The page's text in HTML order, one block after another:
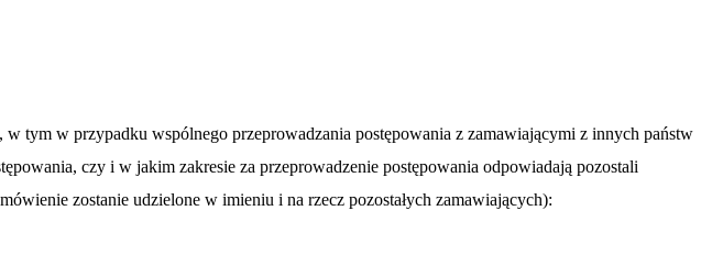
tym w przypadku wspólnego przeprowadzania postępowania z zamawiającymi z innych państw
czy i w jakim zakresie za przeprowadzenie postępowania odpowiadają pozostali
zostanie udzielone w imieniu i na rzecz pozostałych zamawiających):